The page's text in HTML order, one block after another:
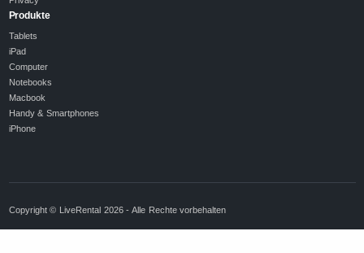
Produkte
Tablets
iPad
Computer
Notebooks
Macbook
Handy & Smartphones
iPhone
Copyright © LiveRental 2026 - Alle Rechte vorbehalten